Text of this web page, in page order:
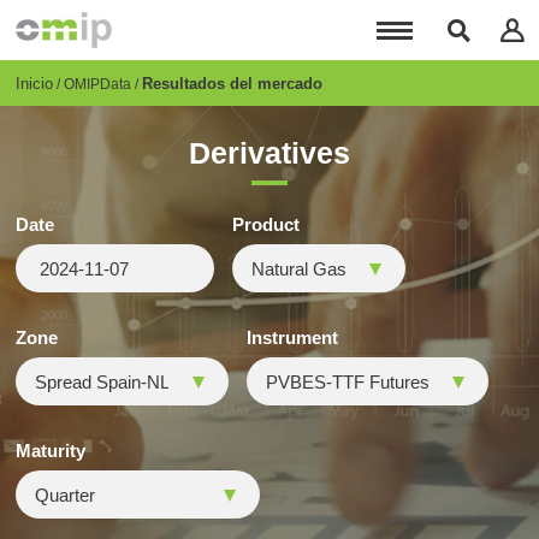
principal
Breadcrumb
Inicio OMIPData Resultados del mercado
Derivatives
Date Product
Zone Instrument
Maturity